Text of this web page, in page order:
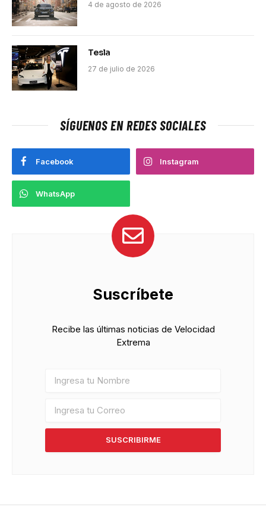
4 de agosto de 2026
Tesla
27 de julio de 2026
SÍGUENOS EN REDES SOCIALES
Facebook Instagram
WhatsApp
Suscríbete
Recibe las últimas noticias de Velocidad
Extrema
SUSCRIBIRME